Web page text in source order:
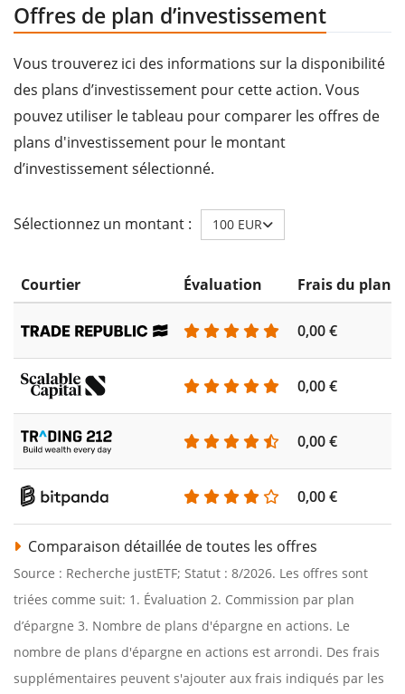
Offres de plan d’investissement
Vous trouverez ici des informations sur la disponibilité
des plans d’investissement pour cette action. Vous
pouvez utiliser le tableau pour comparer les offres de
plans d'investissement pour le montant
d’investissement sélectionné.
Sélectionnez un montant : 100 EUR
Courtier Évaluation Frais du plan
0,00 €
0,00 €
0,00 €
0,00 €
Comparaison détaillée de toutes les offres
Source : Recherche justETF; Statut : 8/2026. Les offres sont
triées comme suit: 1. Évaluation 2. Commission par plan
d’épargne 3. Nombre de plans d'épargne en actions. Le
nombre de plans d'épargne en actions est arrondi. Des frais
supplémentaires peuvent s'ajouter aux frais indiqués par les